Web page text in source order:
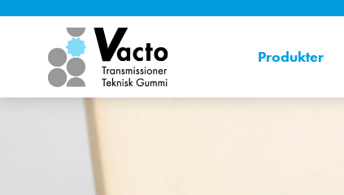
Produkter